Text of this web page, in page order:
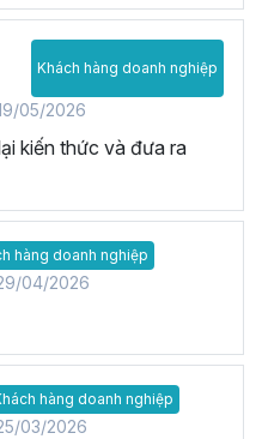
Khách hàng doanh nghiệp
05/2026
kiến thức và đưa ra
hàng doanh nghiệp
04/2026
hàng doanh nghiệp
03/2026